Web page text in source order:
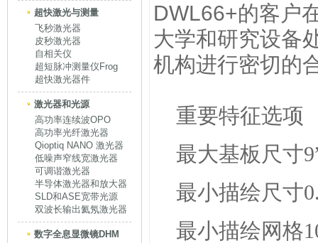
超快激光与测量
飞秒激光器
皮秒激光器
自相关仪
超短脉冲测量仪Frog
超快激光器件
激光器和光源
高功率连续波OPO
高功率光纤激光器
Qioptiq NANO 激光器
低噪声窄线宽激光器
可调谐激光器
半导体激光器和放大器
SLD和ASE宽带光源
双波长输出氦氖激光器
数字全息显微镜DHM
DWL66+的客户
大学和研究设备
机构进行密切的
重要特征选项
最大基板尺寸9
最小描绘尺寸
最小描绘网格